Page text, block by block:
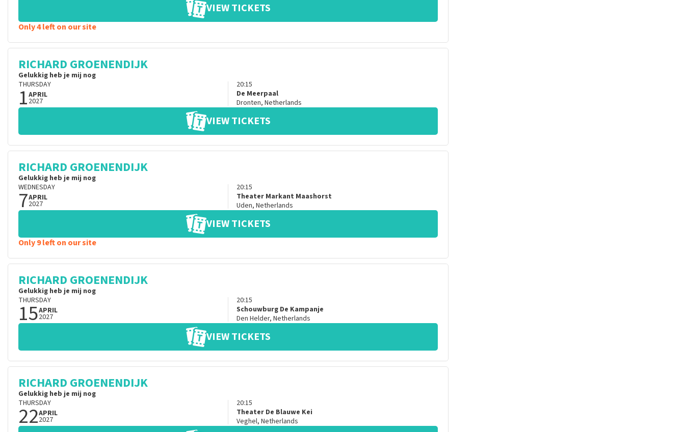
VIEW TICKETS
Only 4 left on our site
RICHARD GROENENDIJK
Gelukkig heb je mij nog
THURSDAY
1APRIL
2027
20:15
De Meerpaal
Dronten, Netherlands
VIEW TICKETS
RICHARD GROENENDIJK
Gelukkig heb je mij nog
WEDNESDAY
7APRIL
2027
20:15
Theater Markant Maashorst
Uden, Netherlands
VIEW TICKETS
Only 9 left on our site
RICHARD GROENENDIJK
Gelukkig heb je mij nog
THURSDAY
15APRIL
2027
20:15
Schouwburg De Kampanje
Den Helder, Netherlands
VIEW TICKETS
RICHARD GROENENDIJK
Gelukkig heb je mij nog
THURSDAY
22APRIL
2027
20:15
Theater De Blauwe Kei
Veghel, Netherlands